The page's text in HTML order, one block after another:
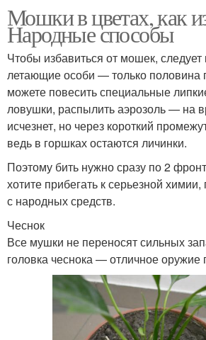
Мошки в цветах, как
Народные способы
Чтобы избавиться от мошек, следует
летающие особи — только
можете повесить специальные
ловушки, распылить аэрозоль — на
исчезнет, но через короткий
ведь в горшках остаются личинки.
Поэтому бить нужно сразу по 2
хотите прибегать к серьезной
с народных средств.
Чеснок
Все мушки не переносят сильных
головка чеснока — отличное оружие